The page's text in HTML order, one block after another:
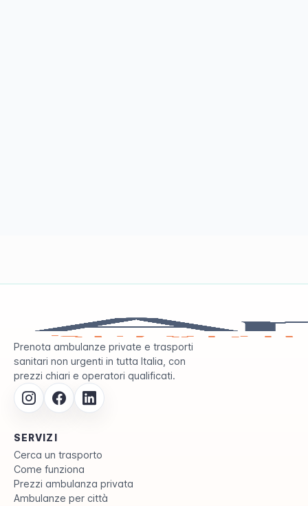
Prenota ambulanze private e trasporti
sanitari non urgenti in tutta Italia, con
prezzi chiari e operatori qualificati.
SERVIZI
Cerca un trasporto
Come funziona
Prezzi ambulanza privata
Ambulanze per città